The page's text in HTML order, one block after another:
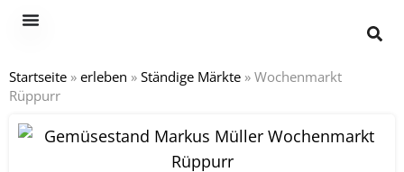
Startseite » erleben » Ständige Märkte » Wochenmarkt
Rüppurr